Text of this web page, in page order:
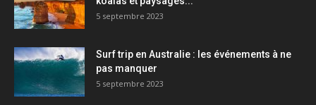
5 septembre 2023
Surf trip en Australie : les événements à ne
pas manquer
5 septembre 2023